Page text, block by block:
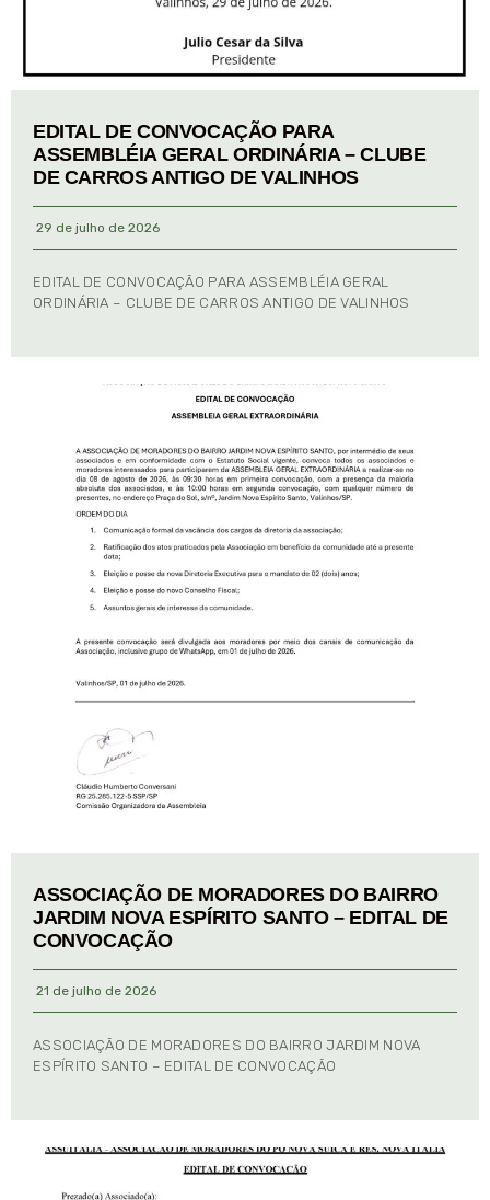
EDITAL DE CONVOCAÇÃO PARA
ASSEMBLÉIA GERAL ORDINÁRIA – CLUBE
DE CARROS ANTIGO DE VALINHOS
29 de julho de 2026
EDITAL DE CONVOCAÇÃO PARA ASSEMBLÉIA GERAL
ORDINÁRIA – CLUBE DE CARROS ANTIGO DE VALINHOS
ASSOCIAÇÃO DE MORADORES DO BAIRRO
JARDIM NOVA ESPÍRITO SANTO – EDITAL DE
CONVOCAÇÃO
21 de julho de 2026
ASSOCIAÇÃO DE MORADORES DO BAIRRO JARDIM NOVA
ESPÍRITO SANTO – EDITAL DE CONVOCAÇÃO